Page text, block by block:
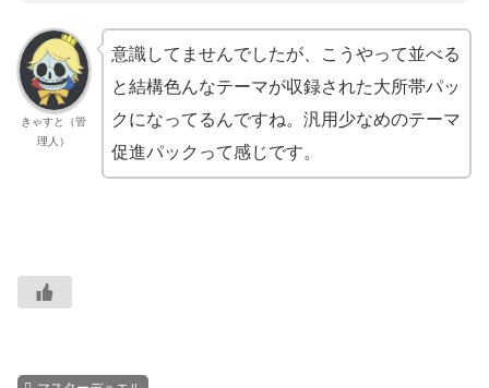
きゃすと（管
理人）
意識してませんでしたが、こうやって並べる
と結構色んなテーマが収録された大所帯パッ
クになってるんですね。汎用少なめのテーマ
促進パックって感じです。